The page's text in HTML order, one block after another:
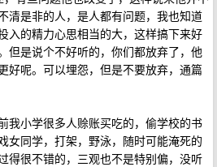
清是非的人，是人都有问题，我也知道
入的精力心思相当的大，这样搞下来好
但是说个不好听的，你们都放弃了，他
好呢。可以埋怨，但是不要放弃，通篇
我小学很多人赊账买吃的，偷学校的书
女同学，打架，野泳，随时可能淹死的
得很不错的，三观也不是特别偏，没听